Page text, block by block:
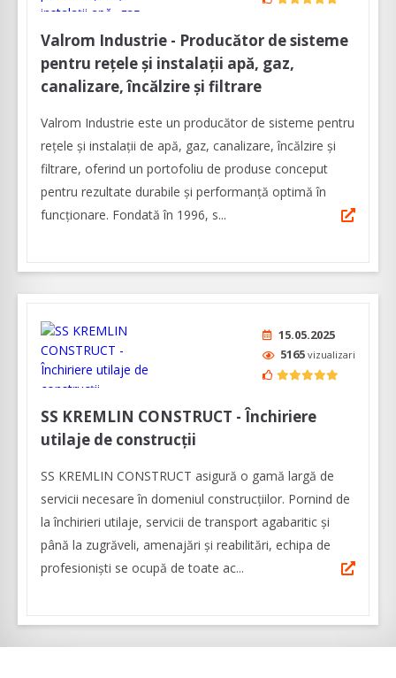
Valrom Industrie - Producător de sisteme
pentru rețele și instalații apă, gaz,
canalizare, încălzire și filtrare
Valrom Industrie este un producător de sisteme pentru
rețele și instalații de apă, gaz, canalizare, încălzire și
filtrare, oferind un portofoliu de produse conceput
pentru rezultate durabile și performanță optimă în
funcționare. Fondată în 1996, s...
15.05.2025
5165 vizualizari
SS KREMLIN CONSTRUCT - Închiriere
utilaje de construcții
SS KREMLIN CONSTRUCT asigură o gamă largă de
servicii necesare în domeniul construcțiilor. Pornind de
la închirieri utilaje, servicii de transport agabaritic și
până la zugrăveli, amenajări și reabilitări, echipa de
profesioniști se ocupă de toate ac...